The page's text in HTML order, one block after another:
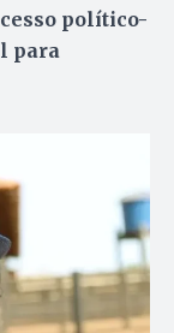
político-
para